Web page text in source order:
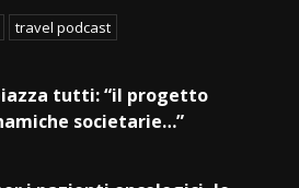
travel podcast
tutti: “il progetto
societarie…”